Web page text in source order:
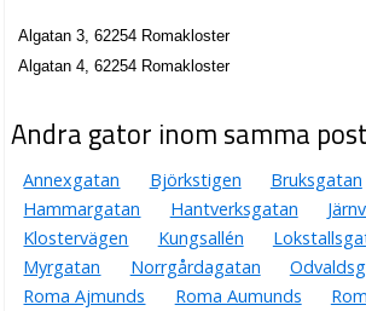
Algatan 3, 62254 Romakloster
Algatan 4, 62254 Romakloster
Andra gator inom samma
Annexgatan Björkstigen Bruksgatan
Hammargatan
Hantverksgatan
Klostervägen
Kungsallén
Myrgatan
Norrgårdagatan
Roma Ajmunds
Roma Aumunds